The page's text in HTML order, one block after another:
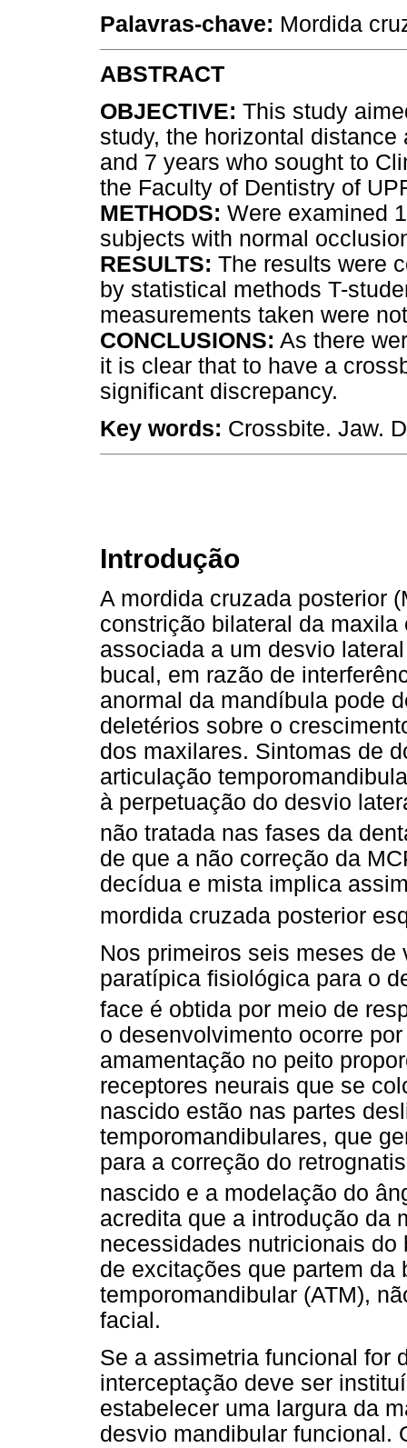
Palavras-chave: Mordida
ABSTRACT
OBJECTIVE: This study
study, the horizontal
and 7 years who sought to
the Faculty of Dentistry of
METHODS: Were examined
subjects with normal
RESULTS: The results were
by statistical methods T-
measurements taken were
CONCLUSIONS: As there
it is clear that to have a
significant discrepancy.
Key words: Crossbite. Jaw.
Introdução
A mordida cruzada posterior
constrição bilateral da
associada a um desvio
bucal, em razão de
anormal da mandíbula pode
deletérios sobre o
dos maxilares. Sintomas de
articulação
à perpetuação do desvio
não tratada nas fases da
de que a não correção da
decídua e mista implica
mordida cruzada posterior
Nos primeiros seis meses
paratípica fisiológica para o
face é obtida por meio de
o desenvolvimento ocorre
amamentação no peito
receptores neurais que se
nascido estão nas partes
temporomandibulares, que
para a correção do
nascido e a modelação do
acredita que a introdução da
necessidades nutricionais
de excitações que partem
temporomandibular (ATM),
facial.
Se a assimetria funcional for
interceptação deve ser
estabelecer uma largura da
desvio mandibular funcional.